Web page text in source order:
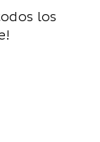
los